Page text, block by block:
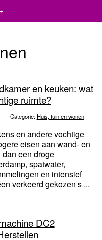
en keuken: wat
ruimte?
Categorie: Huis, tuin en wonen
en andere vochtige
eisen aan wand- en
een droge
spatwater,
en intensief
verkeerd gekozen s ...
DC2